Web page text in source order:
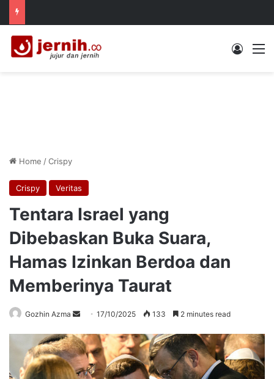
Log In
Home /Crispy
Crispy Veritas
Tentara Israel yang
Dibebaskan Buka Suara,
Hamas Izinkan Berdoa dan
Memberinya Taurat
Gozhin Azma
Send
email
17/10/2025 133 2 minutes read